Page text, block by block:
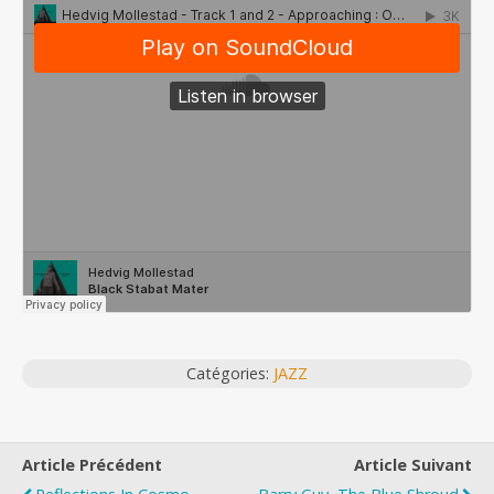
Catégories: JAZZ
Article Précédent
Article Suivant